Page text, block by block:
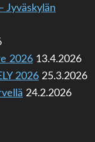
Jyväskylän
2026 13.4.2026
2026 25.3.2026
24.2.2026